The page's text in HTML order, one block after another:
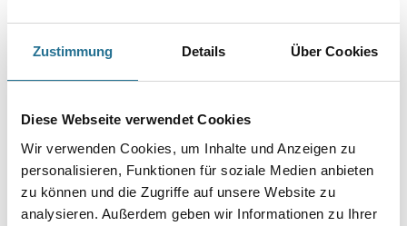
Zustimmung Details Über Cookies
Diese Webseite verwendet Cookies
Wir verwenden Cookies, um Inhalte und Anzeigen zu
personalisieren, Funktionen für soziale Medien anbieten
zu können und die Zugriffe auf unsere Website zu
analysieren. Außerdem geben wir Informationen zu Ihrer
Gebinde